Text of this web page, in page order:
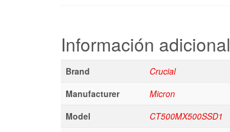
Información adicional
Brand
Crucial
Manufacturer
Micron
Model
CT500MX500SSD1